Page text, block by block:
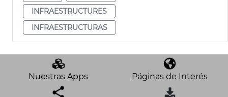
INFRAESTRUCTURES
INFRAESTRUCTURAS
Nuestras Apps Páginas de Interés